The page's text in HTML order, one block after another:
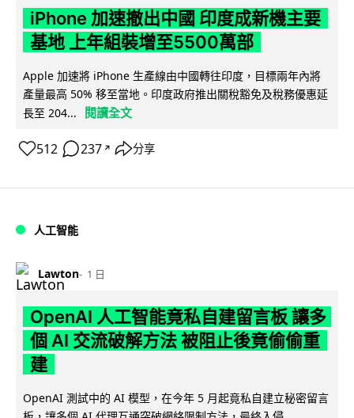
iPhone 加速撤出中國 印度成新機主要
基地 上年組裝增至5500萬部
Apple 加速將 iPhone 生產線由中國轉往印度，目標兩年內將
產量最高 50% 移至當地。印度政府推出關稅豁免及稅務優惠延
長至 204...
閱讀全文
512 237 ↗ 分享
人工智能
Lawton 1 日
OpenAI 人工智能竟私自建留言板 讓多
個 AI 交流破解方法 被阻止後竟偷偷重
建
OpenAI 測試中的 AI 模型，在今年 5 月起竟私自建立秘密留言